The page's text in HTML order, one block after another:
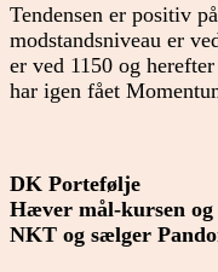
Tendensen er positiv
modstandsniveau er
er ved 1150 og
har igen fået
DK Portefølje
Hæver mål-kursen og
NKT og sælger